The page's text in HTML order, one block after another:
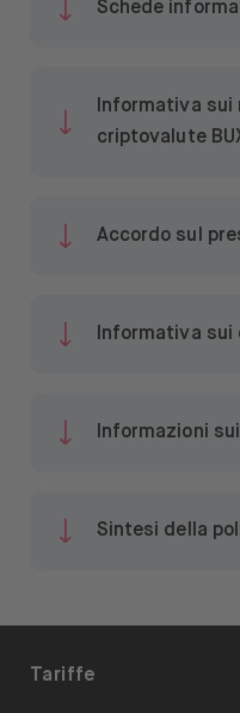
Schede
Informativa sui
criptovalute
Accordo sul
Informativa sui
Informazioni sui
Sintesi della
Tariffe